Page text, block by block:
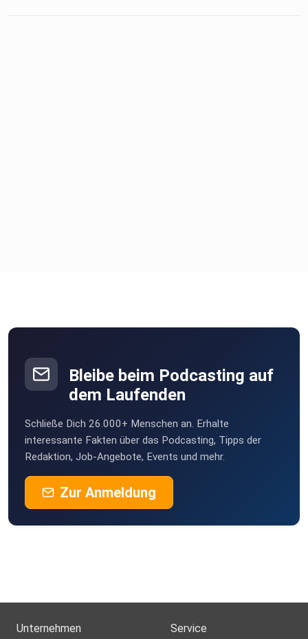
Bleibe beim Podcasting auf
dem Laufenden
Schließe Dich 26.000+ Menschen an. Erhalte
interessante Fakten über das Podcasting, Tipps der
Redaktion, Job-Angebote, Events und mehr.
Zur Anmeldung
Unternehmen Service